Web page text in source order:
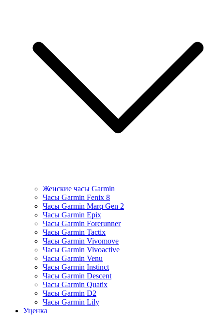
Женские часы Garmin
Часы Garmin Fenix 8
Часы Garmin Marq Gen 2
Часы Garmin Epix
Часы Garmin Forerunner
Часы Garmin Tactix
Часы Garmin Vivomove
Часы Garmin Vivoactive
Часы Garmin Venu
Часы Garmin Instinct
Часы Garmin Descent
Часы Garmin Quatix
Часы Garmin D2
Часы Garmin Lily
Уценка